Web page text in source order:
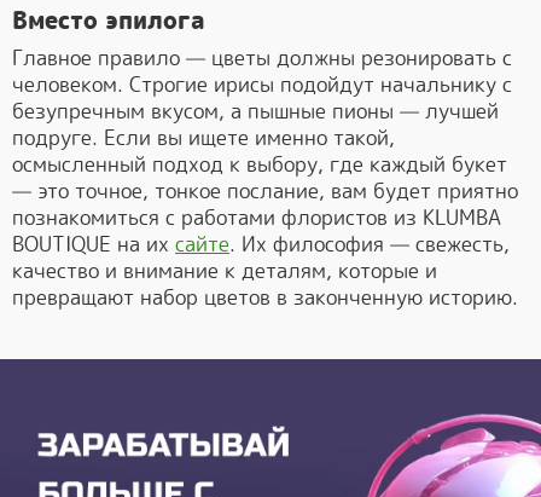
Вместо эпилога
Главное правило — цветы должны резонировать с
человеком. Строгие ирисы подойдут начальнику с
безупречным вкусом, а пышные пионы — лучшей
подруге. Если вы ищете именно такой,
осмысленный подход к выбору, где каждый букет
— это точное, тонкое послание, вам будет приятно
познакомиться с работами флористов из KLUMBA
BOUTIQUE на их сайте. Их философия — свежесть,
качество и внимание к деталям, которые и
превращают набор цветов в законченную историю.